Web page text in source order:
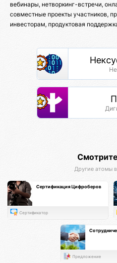
вебинары, нетворкинг-встречи,
совместные проекты участников,
инвесторам, продуктовая
Другие атомы
Сертификация Цифроберов
Сертификатор
Предложение